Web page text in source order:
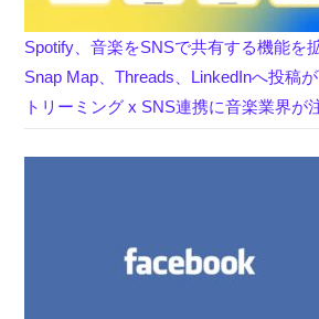
Spotify、音楽をSNSで共有する機能を
Snap Map、Threads、LinkedInへ投稿
トリーミング x SNS連携に音楽業界が